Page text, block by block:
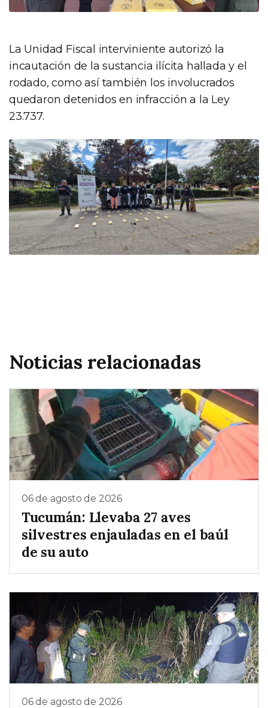
La Unidad Fiscal interviniente autorizó la
incautación de la sustancia ilícita hallada y el
rodado, como así también los involucrados
quedaron detenidos en infracción a la Ley
23.737.
Noticias relacionadas
06 de agosto de 2026
Tucumán: Llevaba 27 aves
silvestres enjauladas en el baúl
de su auto
06 de agosto de 2026